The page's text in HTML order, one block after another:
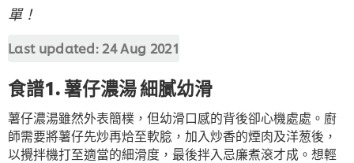
單！
Last updated: 24 Aug 2021
食譜1. 薯仔濃湯 細膩幼滑
薯仔濃湯雖然外表簡樸，但幼滑口感的背後卻心機處處。廚
師需要將薯仔先炒再烚至軟腍，加入炒香的煙肉及洋葱後，
以攪拌機打至適當的細滑度，最後拌入忌廉煮滾才成。想輕